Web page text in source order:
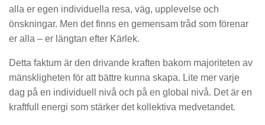
alla er egen individuella resa, väg, upplevelse och
önskningar. Men det finns en gemensam tråd som förenar
er alla – er längtan efter Kärlek.
Detta faktum är den drivande kraften bakom majoriteten av
mänskligheten för att bättre kunna skapa. Lite mer varje
dag på en individuell nivå och på en global nivå. Det är en
kraftfull energi som stärker det kollektiva medvetandet.